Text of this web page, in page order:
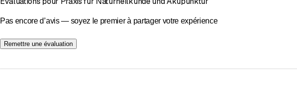
Pas encore d’avis — soyez le premier à partager votre expérience
Remettre une évaluation